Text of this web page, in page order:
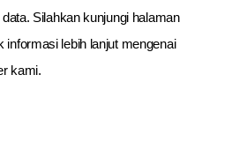
Silahkan kunjungi halaman
informasi lebih lanjut mengenai
kami.